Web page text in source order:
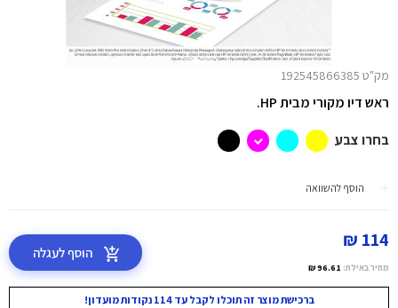
מק"ט 192545866385
ראש דיו מקורי מבית HP.
בחרו צבע
הוסף להשוואה
114 ₪
מחיר באילת: 96.61 ₪
הוסף לעגלה
ברכישת מוצר זה תוכלו לקבל עד 114 נקודות מועדון!